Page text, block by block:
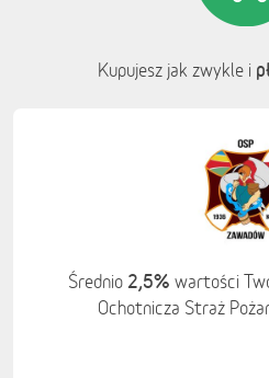
Kupujesz jak zwykle i
Średnio 2,5% wartości
Ochotnicza Straż